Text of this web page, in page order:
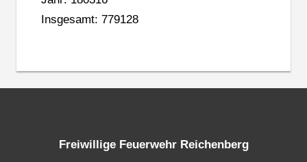
Insgesamt: 779128
Freiwillige Feuerwehr Reichenberg